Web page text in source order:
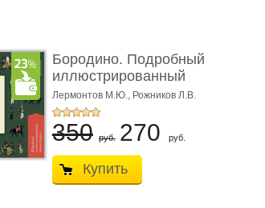
Бородино. Подробный
иллюстрированный
коммент� ...
Лермонтов М.Ю., Рожников Л.В.
350 руб. 270 руб.
Купить